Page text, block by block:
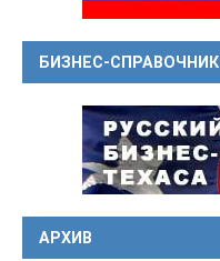
БИЗНЕС-СПРАВОЧНИК
АРХИВ